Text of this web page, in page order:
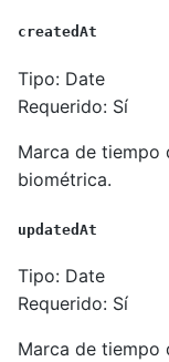
createdAt
Tipo: Date
Requerido: Sí
Marca de tiempo
biométrica.
updatedAt
Tipo: Date
Requerido: Sí
Marca de tiempo